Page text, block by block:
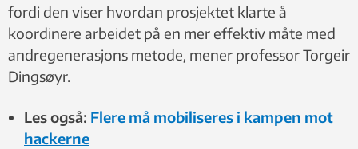
fordi den viser hvordan prosjektet klarte å
koordinere arbeidet på en mer effektiv måte med
andregenerasjons metode, mener professor Torgeir
Dingsøyr.
Les også: Flere må mobiliseres i kampen mot
hackerne